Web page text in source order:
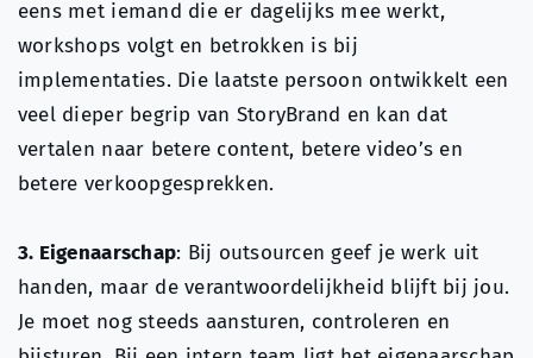
eens met iemand die er dagelijks mee werkt,
workshops volgt en betrokken is bij
implementaties. Die laatste persoon ontwikkelt een
veel dieper begrip van StoryBrand en kan dat
vertalen naar betere content, betere video’s en
betere verkoopgesprekken.
3. Eigenaarschap: Bij outsourcen geef je werk uit
handen, maar de verantwoordelijkheid blijft bij jou.
Je moet nog steeds aansturen, controleren en